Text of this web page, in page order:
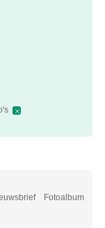
Fotoalbum